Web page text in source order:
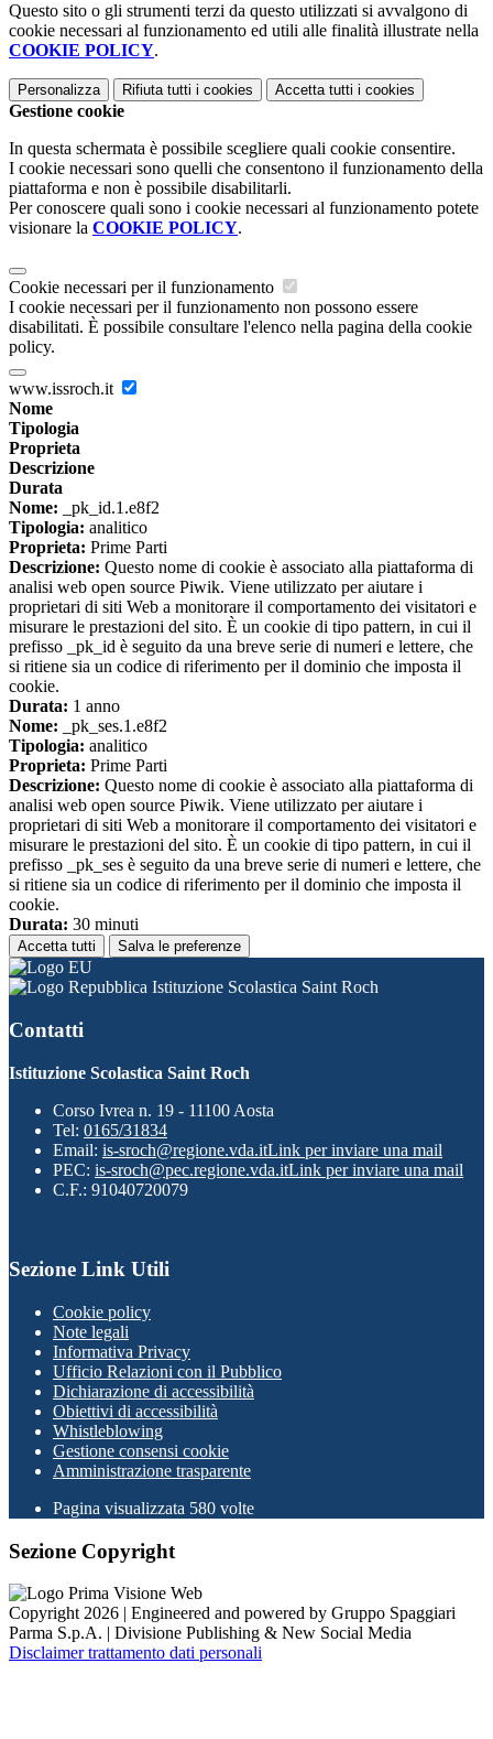
Questo sito o gli strumenti terzi da questo utilizzati si avvalgono di
cookie necessari al funzionamento ed utili alle finalità illustrate nella
COOKIE POLICY.
Personalizza Rifiuta tutti i cookies Accetta tutti i cookies
Gestione cookie
In questa schermata è possibile scegliere quali cookie consentire.
I cookie necessari sono quelli che consentono il funzionamento della
piattaforma e non è possibile disabilitarli.
Per conoscere quali sono i cookie necessari al funzionamento potete
visionare la COOKIE POLICY.
Cookie necessari per il funzionamento
I cookie necessari per il funzionamento non possono essere
disabilitati. È possibile consultare l'elenco nella pagina della cookie
policy.
www.issroch.it
Nome
Tipologia
Proprieta
Descrizione
Durata
Nome: _pk_id.1.e8f2
Tipologia: analitico
Proprieta: Prime Parti
Descrizione: Questo nome di cookie è associato alla piattaforma di
analisi web open source Piwik. Viene utilizzato per aiutare i
proprietari di siti Web a monitorare il comportamento dei visitatori e
misurare le prestazioni del sito. È un cookie di tipo pattern, in cui il
prefisso _pk_id è seguito da una breve serie di numeri e lettere, che
si ritiene sia un codice di riferimento per il dominio che imposta il
cookie.
Durata: 1 anno
Nome: _pk_ses.1.e8f2
Tipologia: analitico
Proprieta: Prime Parti
Descrizione: Questo nome di cookie è associato alla piattaforma di
analisi web open source Piwik. Viene utilizzato per aiutare i
proprietari di siti Web a monitorare il comportamento dei visitatori e
misurare le prestazioni del sito. È un cookie di tipo pattern, in cui il
prefisso _pk_ses è seguito da una breve serie di numeri e lettere, che
si ritiene sia un codice di riferimento per il dominio che imposta il
cookie.
Durata: 30 minuti
Accetta tutti Salva le preferenze
Istituzione Scolastica Saint Roch
Contatti
Istituzione Scolastica Saint Roch
Corso Ivrea n. 19 - 11100 Aosta
Tel: 0165/31834
Email: is-sroch@regione.vda.itLink per inviare una mail
PEC: is-sroch@pec.regione.vda.itLink per inviare una mail
C.F.: 91040720079
Sezione Link Utili
Cookie policy
Note legali
Informativa Privacy
Ufficio Relazioni con il Pubblico
Dichiarazione di accessibilità
Obiettivi di accessibilità
Whistleblowing
Gestione consensi cookie
Amministrazione trasparente
Pagina visualizzata 580 volte
Sezione Copyright
Copyright 2026 | Engineered and powered by Gruppo Spaggiari
Parma S.p.A. | Divisione Publishing & New Social Media
Disclaimer trattamento dati personali